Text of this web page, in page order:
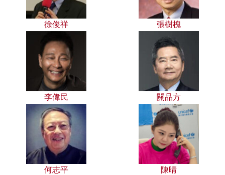
徐俊祥 張樹槐
李偉民 關品方
何志平 陳晴